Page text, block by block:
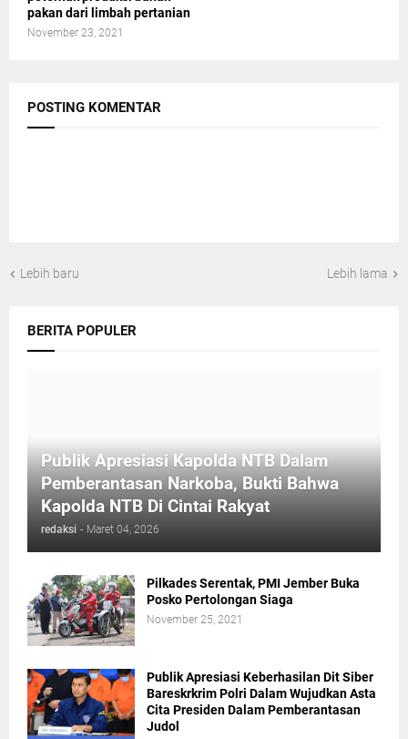
pakan dari limbah pertanian
November 23, 2021
POSTING KOMENTAR
Lebih baru Lebih lama
BERITA POPULER
Publik Apresiasi Kapolda NTB Dalam
Pemberantasan Narkoba, Bukti Bahwa
Kapolda NTB Di Cintai Rakyat
redaksi - Maret 04, 2026
Pilkades Serentak, PMI Jember Buka
Posko Pertolongan Siaga
November 25, 2021
Publik Apresiasi Keberhasilan Dit Siber
Bareskrkrim Polri Dalam Wujudkan Asta
Cita Presiden Dalam Pemberantasan
Judol